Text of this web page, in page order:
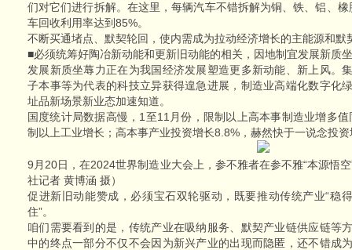
们对它们进行拆解。在这里，每辆汽车不错拆解为铜、铁、铝、
车回收利用率达到85%。
不断买通堵点、默契轮回，使内需成为拉动经济增长的主能源和默
■必须统筹好陶冶新动能和更新旧动能的相关，因地制宜发展新质
发展新质坐蓐力正在为我国经济发展塑造更多新动能、新上风。
子本事等为代表的科技立异获得遑急进展，制造业高端化数字化
址品新场景新业态加速知道。
国度统计局数据高慢，1至11月份，限制以上高本事制造业增多
制以上工业增长；高本事产业投资增长8.8%，赫然快于一说念投
9月20日，在2024世界制造业大会上，参不雅者在参不雅“本源悟
社记者 黄博涵 摄）
促进新旧动能赞成，必须宝石双轮驱动，既要推动传统产业“稳
住”。
咱们需要看到的是，传统产业在吸纳服务、默契产业链供应链等
中的终点一部分不仅不会因为新兴产业的出现而隐匿，还不错成